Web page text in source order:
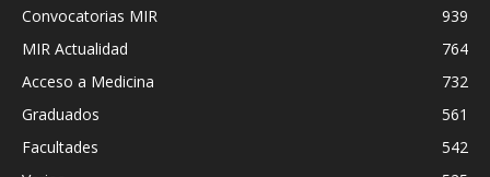
Convocatorias MIR
939
MIR Actualidad
764
Acceso a Medicina
732
Graduados
561
Facultades
542